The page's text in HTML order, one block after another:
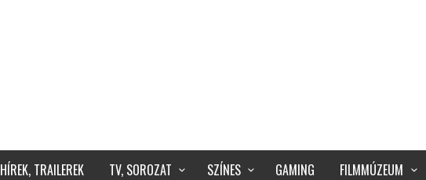
HÍREK, TRAILEREK TV, SOROZAT SZÍNES GAMING FILMMÚZEUM